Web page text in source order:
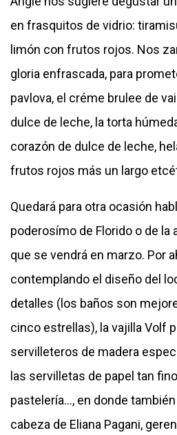
en frasquitos de vidrio:
limón con frutos rojos. Nos
gloria enfrascada, para
pavlova, el créme brulee de
dulce de leche, la torta
corazón de dulce de leche,
frutos rojos más un largo
Quedará para otra ocasión
poderosímo de Florido o de la
que se vendrá en marzo. Por
contemplando el diseño del
detalles (los baños son
cinco estrellas), la vajilla Volf
servilleteros de madera
las servilletas de papel tan
pastelería…, en donde
cabeza de Eliana Pagani,